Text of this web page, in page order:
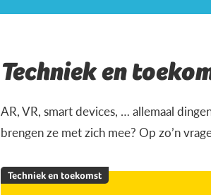
Techniek en
AR, VR, smart devices, … allemaal
brengen ze met zich mee? Op zo’n
Techniek en toekomst